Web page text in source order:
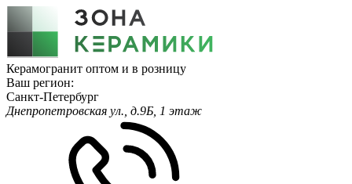
Керамогранит оптом и в розницу
Ваш регион:
Санкт-Петербург
Днепропетровская ул., д.9Б, 1 этаж